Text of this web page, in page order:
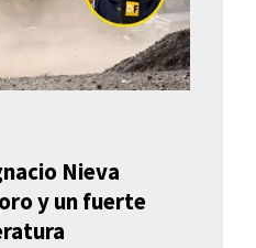
Nieva
y un fuerte